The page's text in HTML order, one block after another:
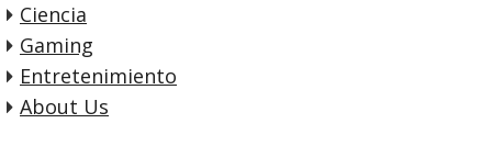
Ciencia
Gaming
Entretenimiento
About Us